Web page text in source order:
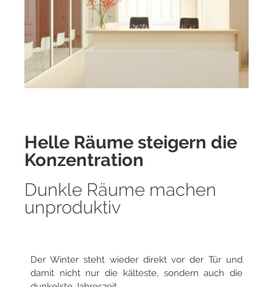
Helle Räume steigern die
Konzentration
Dunkle Räume machen
unproduktiv
Der Winter steht wieder direkt vor der Tür und
damit nicht nur die kälteste, sondern auch die